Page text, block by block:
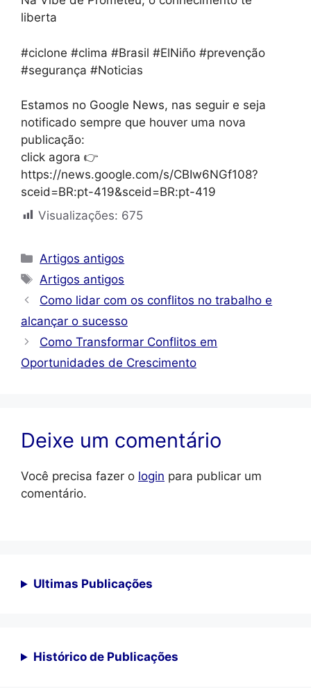
liberta
#ciclone #clima #Brasil #ElNiño #prevenção
#segurança #Noticias
Estamos no Google News, nas seguir e seja
notificado sempre que houver uma nova
publicação:
click agora 👉
https://news.google.com/s/CBIw6NGf108?
sceid=BR:pt-419&sceid=BR:pt-419
Visualizações: 675
Categorias
Artigos antigos
Tags
Artigos antigos
Como lidar com os conflitos no trabalho e
alcançar o sucesso
Como Transformar Conflitos em
Oportunidades de Crescimento
Deixe um comentário
Você precisa fazer o login para publicar um
comentário.
Ultimas Publicações
Histórico de Publicações